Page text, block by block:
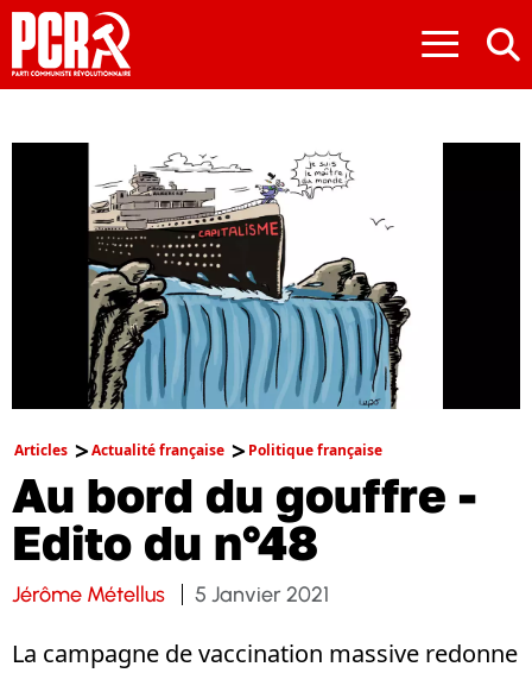
≡
Articles Actualité française Politique française
Au bord du gouffre -
Edito du n°48
Jérôme Métellus 5 Janvier 2021
La campagne de vaccination massive redonne